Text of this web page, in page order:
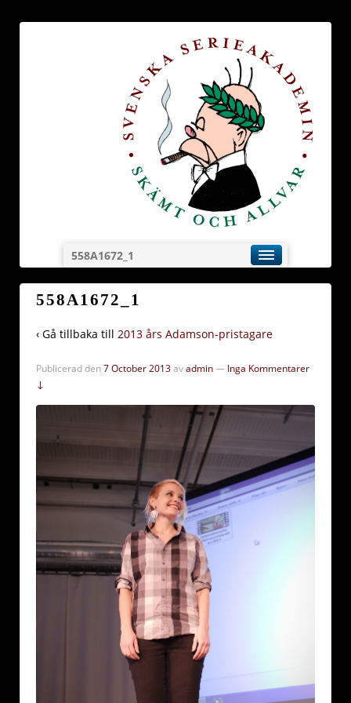
558A1672_1
558A1672_1
‹ Gå tillbaka till 2013 års Adamson-pristagare
Publicerad den7 October 2013avadmin— Inga Kommentarer
↓